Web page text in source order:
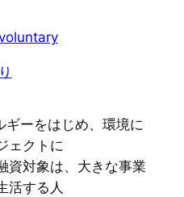
ーをはじめ、環境に
ェクトに
資対象は、大きな事業
活する人